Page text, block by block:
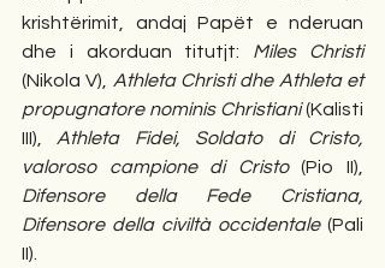
krishtërimit, andaj Papët e nderuan
dhe i akorduan titutjt: Miles Christi
(Nikola V), Athleta Christi dhe Athleta et
propugnatore nominis Christiani (Kalisti
III), Athleta Fidei, Soldato di Cristo,
valoroso campione di Cristo
Difensore della Fede Cristiana,
Difensore della civiltà occidentale (Pali
II).